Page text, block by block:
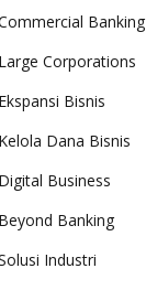
Banking
Large Corporations
Ekspansi Bisnis
Kelola Dana Bisnis
Digital Business
Beyond Banking
Industri